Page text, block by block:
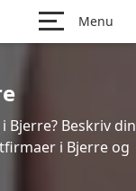
Menu
Bjerre? Beskriv din
i Bjerre og